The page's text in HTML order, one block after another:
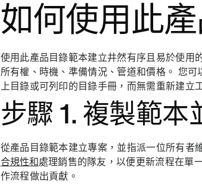
如何使用此
使用此產品目錄範本建立井然有序且易於使用
所有權、時機、準備情況、管道和價格。 您
上目錄或可列印的目錄手冊，而無需重新建立
步驟 1. 複製範本
從產品目錄範本建立專案，並指派一位所有者
合規性和處理銷售的隊友，以便更新流程在單
作流程做出貢獻。